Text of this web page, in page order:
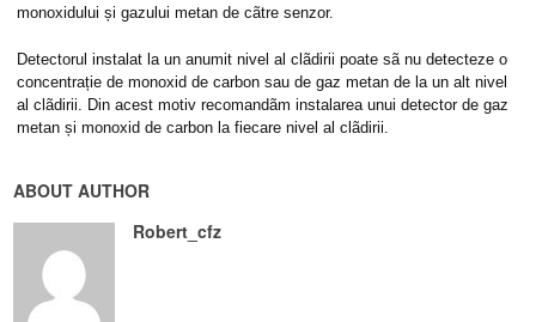
monoxidului și gazului metan de cãtre senzor.
Detectorul instalat la un anumit nivel al clãdirii poate sã nu detecteze o
concentrație de monoxid de carbon sau de gaz metan de la un alt nivel
al clãdirii. Din acest motiv recomandãm instalarea unui detector de gaz
metan și monoxid de carbon la fiecare nivel al clãdirii.
ABOUT AUTHOR
Robert_cfz